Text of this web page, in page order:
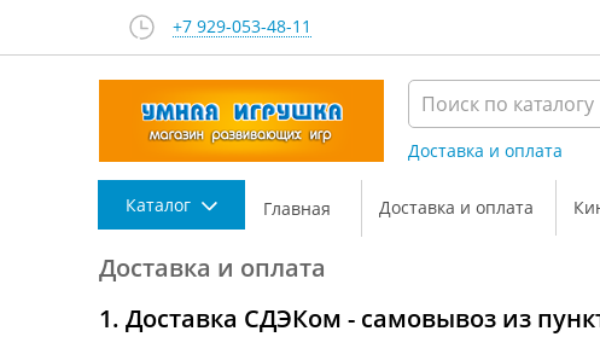
+7 929-053-48-11
Доставка и оплата
Каталог Главная Доставка и оплата
Доставка и оплата
1. Доставка СДЭКом - самовывоз из